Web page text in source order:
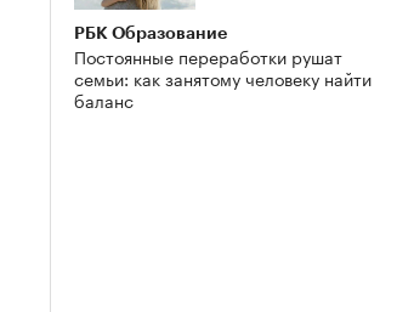
РБК Образование
Постоянные переработки рушат
семьи: как занятому человеку найти
баланс